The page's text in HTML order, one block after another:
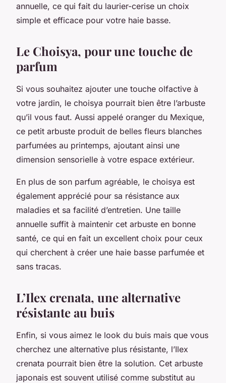
annuelle, ce qui fait du laurier-cerise un choix
simple et efficace pour votre haie basse.
Le Choisya, pour une touche de
parfum
Si vous souhaitez ajouter une touche olfactive à
votre jardin, le choisya pourrait bien être l’arbuste
qu’il vous faut. Aussi appelé oranger du Mexique,
ce petit arbuste produit de belles fleurs blanches
parfumées au printemps, ajoutant ainsi une
dimension sensorielle à votre espace extérieur.
En plus de son parfum agréable, le choisya est
également apprécié pour sa résistance aux
maladies et sa facilité d’entretien. Une taille
annuelle suffit à maintenir cet arbuste en bonne
santé, ce qui en fait un excellent choix pour ceux
qui cherchent à créer une haie basse parfumée et
sans tracas.
L’Ilex crenata, une alternative
résistante au buis
Enfin, si vous aimez le look du buis mais que vous
cherchez une alternative plus résistante, l’Ilex
crenata pourrait bien être la solution. Cet arbuste
japonais est souvent utilisé comme substitut au